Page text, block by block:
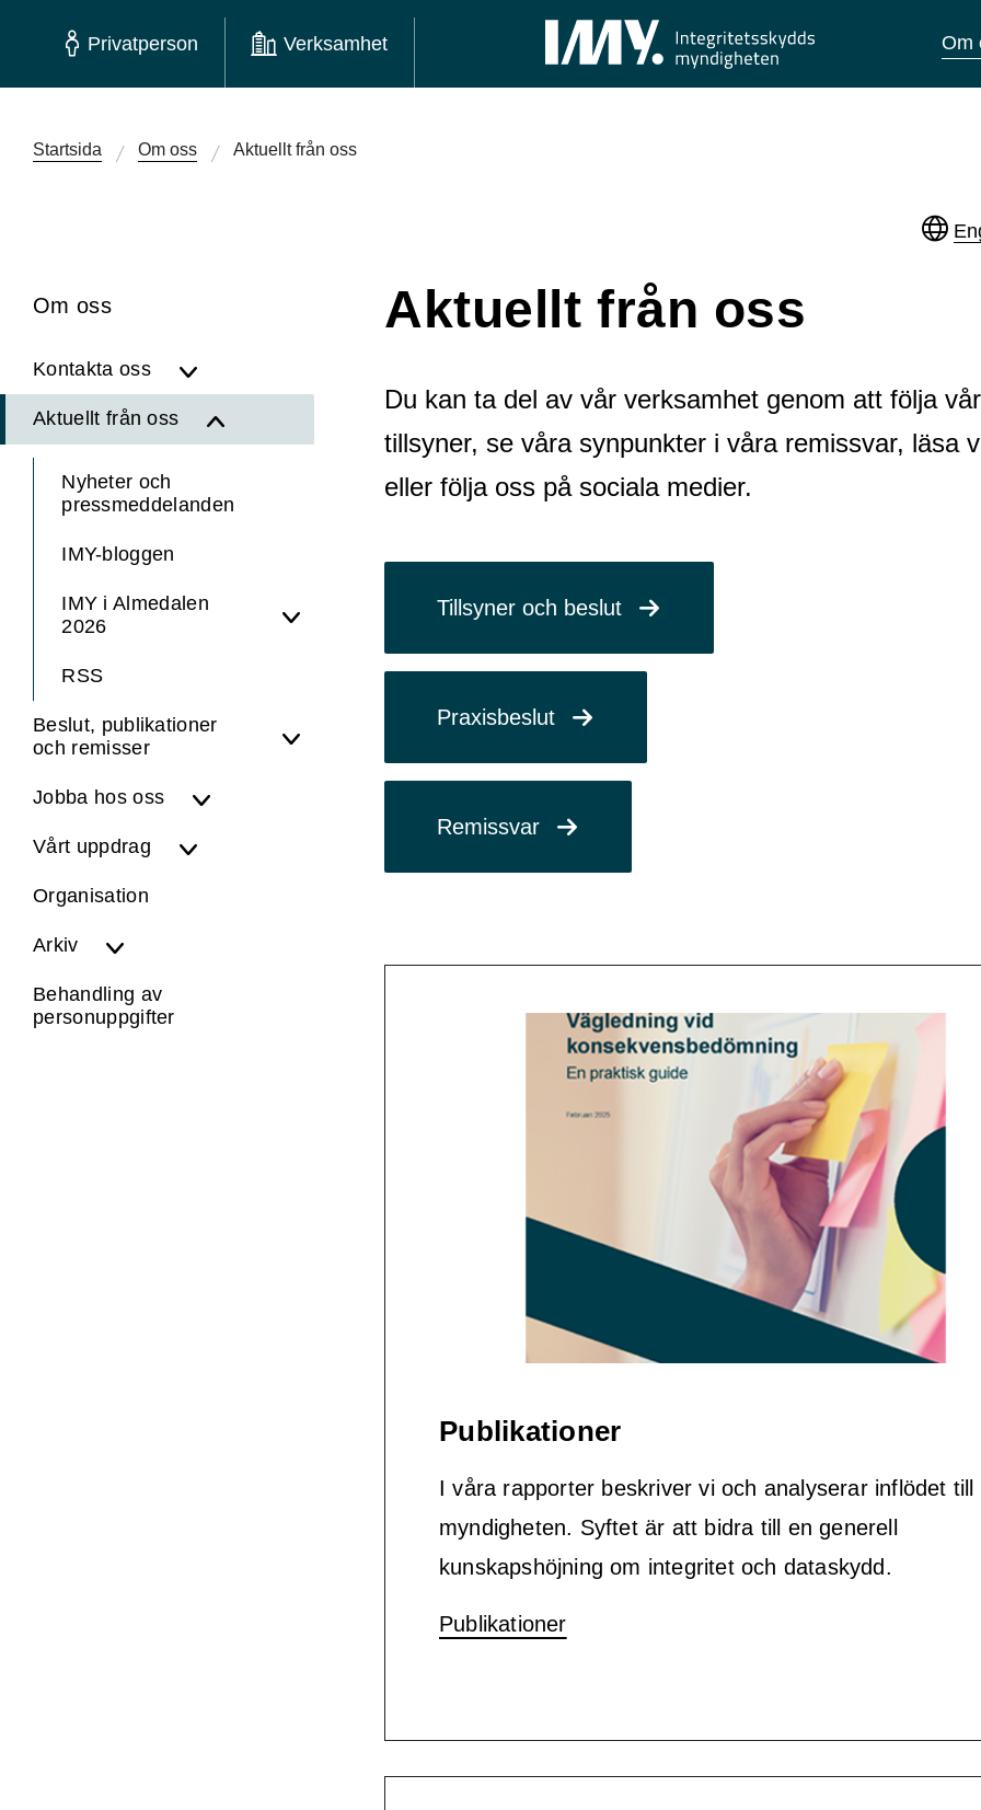
Privatperson Verksamhet Om
Startsida Om oss Aktuellt från oss
Om oss
Kontakta oss
Aktuellt från oss
Nyheter och
pressmeddelanden
IMY-bloggen
IMY i Almedalen
2026
RSS
Beslut, publikationer
och remisser
Jobba hos oss
Vårt uppdrag
Organisation
Arkiv
Behandling av
personuppgifter
Aktuellt från oss
Du kan ta del av vår verksamhet genom att följa
tillsyner, se våra synpunkter i våra remissvar, läsa
eller följa oss på sociala medier.
Tillsyner och beslut
Praxisbeslut
Remissvar
Publikationer
I våra rapporter beskriver vi och analyserar inflödet till
myndigheten. Syftet är att bidra till en generell
kunskapshöjning om integritet och dataskydd.
Publikationer